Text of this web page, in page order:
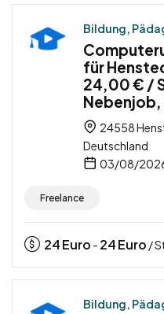
Bildung,
für
24,00 € /
24558
Deutschland
03/08/
Freelance
24Euro - 24Euro /
Bildung,